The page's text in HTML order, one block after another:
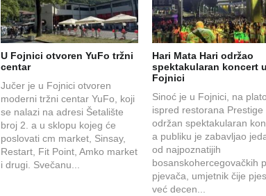
U Fojnici otvoren YuFo tržni
centar
Jučer je u Fojnici otvoren
moderni tržni centar YuFo, koji
se nalazi na adresi Šetalište
broj 2. a u sklopu kojeg će
poslovati cm market, Sinsay,
Restart, Fit Point, Amko market
i drugi. Svečanu...
Hari Mata Hari održao
spektakularan koncert u
Fojnici
Sinoć je u Fojnici, na
ispred restorana Prestige
održan spektakularan
a publiku je zabavljao
od najpoznatijih
bosanskohercegovačkih
pjevača, umjetnik čije
već decen...